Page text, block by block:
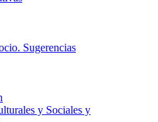
Sugerencias
y Sociales y